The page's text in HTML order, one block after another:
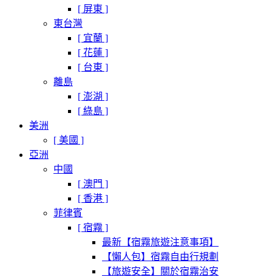
[ 屏東 ]
東台灣
[ 宜蘭 ]
[ 花蓮 ]
[ 台東 ]
離島
[ 澎湖 ]
[ 綠島 ]
美洲
[ 美國 ]
亞洲
中國
[ 澳門 ]
[ 香港 ]
菲律賓
[ 宿霧 ]
最新【宿霧旅遊注意事項】
【懶人包】宿霧自由行規劃
【旅遊安全】關於宿霧治安